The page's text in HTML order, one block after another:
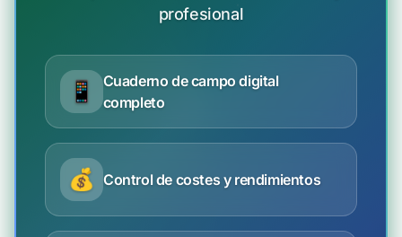
profesional
📱
Cuaderno de campo digital
completo
💰 Control de costes y rendimientos